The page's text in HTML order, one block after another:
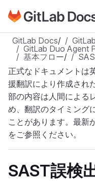
メインコンテンツにスキ
GitLabドキュメントの
GitLab Docs/
GitLab Duo Agent
基本フロー/
正式なドキュメントは
援翻訳により作成され
部の内容は人間による
め、翻訳のタイミング
ことがあります。最新
をご参照ください。
SAST誤検